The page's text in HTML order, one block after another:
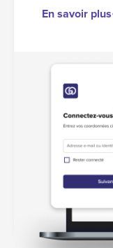
En savoir plus